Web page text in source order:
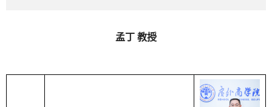
孟丁 教授